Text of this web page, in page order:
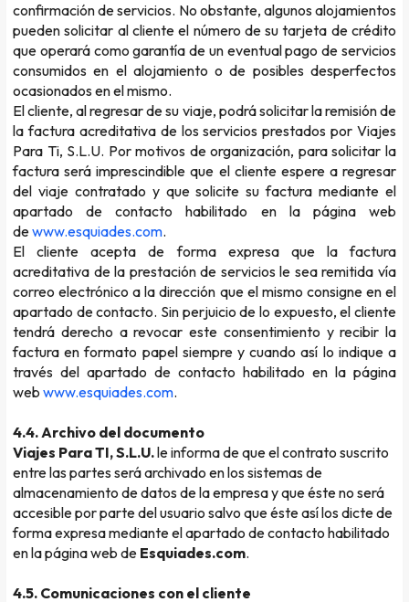
confirmación de servicios. No obstante, algunos alojamientos
pueden solicitar al cliente el número de su tarjeta de crédito
que operará como garantía de un eventual pago de servicios
consumidos en el alojamiento o de posibles desperfectos
ocasionados en el mismo.
El cliente, al regresar de su viaje, podrá solicitar la remisión de
la factura acreditativa de los servicios prestados por Viajes
Para Ti, S.L.U. Por motivos de organización, para solicitar la
factura será imprescindible que el cliente espere a regresar
del viaje contratado y que solicite su factura mediante el
apartado de contacto habilitado en la página web
dewww.esquiades.com.
El cliente acepta de forma expresa que la factura
acreditativa de la prestación de servicios le sea remitida vía
correo electrónico a la dirección que el mismo consigne en el
apartado de contacto. Sin perjuicio de lo expuesto, el cliente
tendrá derecho a revocar este consentimiento y recibir la
factura en formato papel siempre y cuando así lo indique a
través del apartado de contacto habilitado en la página
web www.esquiades.com.
4.4. Archivo del documento
Viajes Para TI, S.L.U.le informa de que el contrato suscrito
entre las partes será archivado en los sistemas de
almacenamiento de datos de la empresa y que éste no será
accesible por parte del usuario salvo que éste así los dicte de
forma expresa mediante el apartado de contacto habilitado
en la página web de Esquiades.com.
4.5. Comunicaciones con el cliente